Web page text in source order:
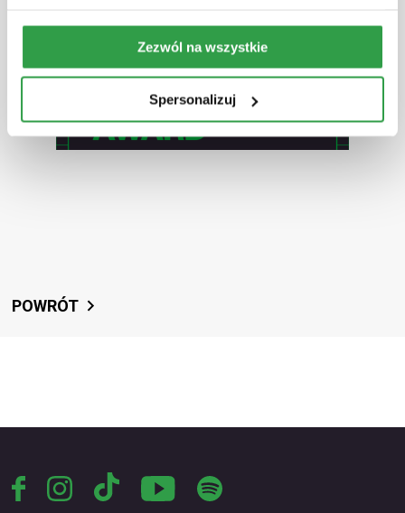
Zezwól na wszystkie
Spersonalizuj
POWRÓT